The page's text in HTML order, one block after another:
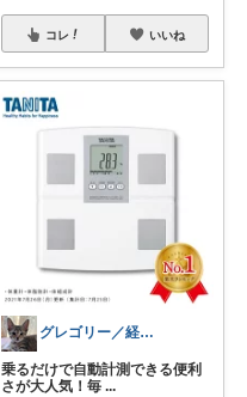
コレ いいね
グレゴリー／経由購入感謝です💕
乗るだけで自動計測できる便利
さが大人気！毎 ...